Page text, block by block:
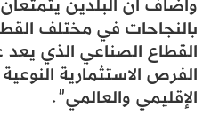
بالنجاحات في مختلف
القطاع الصناعي الذي
الفرص الاستثمارية
الإقليمي والعالمي”.